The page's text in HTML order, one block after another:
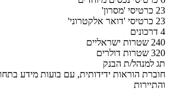
23 כרטיסי 'מסרון'
23 כרטיסי 'דואר אלקטרוני'
4 דרכונים
240 שטרות ישראליים
320 שטרות דולרים
תג למנהל/ת הבנק
חוברת הוראות ידידותית, עם בועות מידע
והתיירות